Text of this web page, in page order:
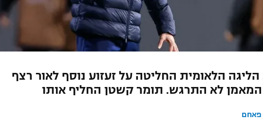
הלאומית החליטה על זעזוע נוסף לאור רצף
לא התרגש. תומר קשטן החליף אותו
פאחם